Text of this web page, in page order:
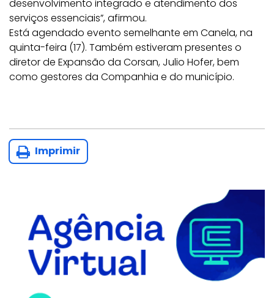
desenvolvimento integrado e atendimento dos
serviços essenciais”, afirmou.
Está agendado evento semelhante em Canela, na
quinta-feira (17). Também estiveram presentes o
diretor de Expansão da Corsan, Julio Hofer, bem
como gestores da Companhia e do município.
Imprimir